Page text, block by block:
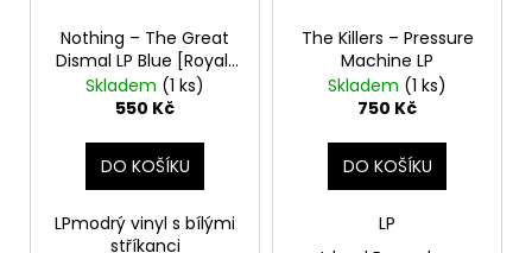
Nothing – The Great
Dismal LP Blue [Royal]
With Metallic Silver
And White Splatter
Skladem (1 ks)
550 Kč
DO KOŠÍKU
LPmodrý vinyl s bílými
stříkanci
The Killers – Pressure
Machine LP
Skladem (1 ks)
750 Kč
DO KOŠÍKU
LP